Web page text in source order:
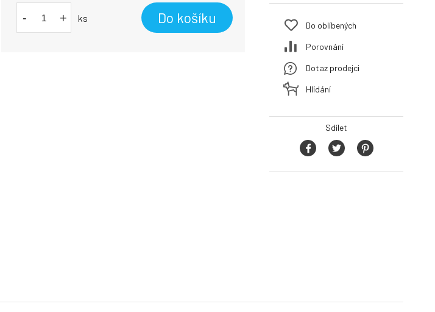
- + ks Do košíku Do oblíbených
Porovnání
Dotaz prodejci
Hlídání
Sdílet